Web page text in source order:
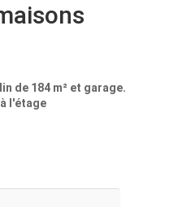
de 184 m² et garage.
l'étage